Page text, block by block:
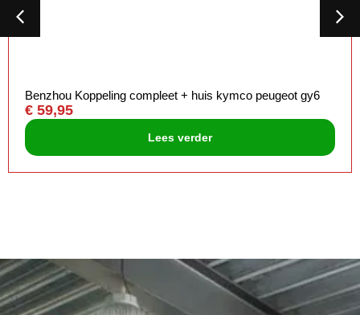
Benzhou Koppeling compleet + huis kymco peugeot gy6
€ 59,95
Lees verder